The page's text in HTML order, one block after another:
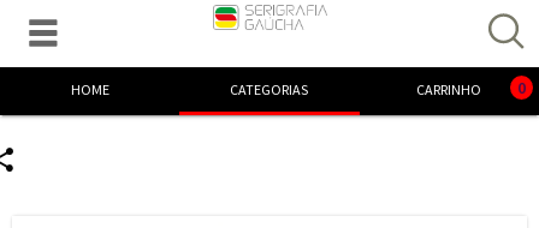
HOME CATEGORIAS CARRINHO 0
Excelente! Já adicionamos o produto ao carrinho.